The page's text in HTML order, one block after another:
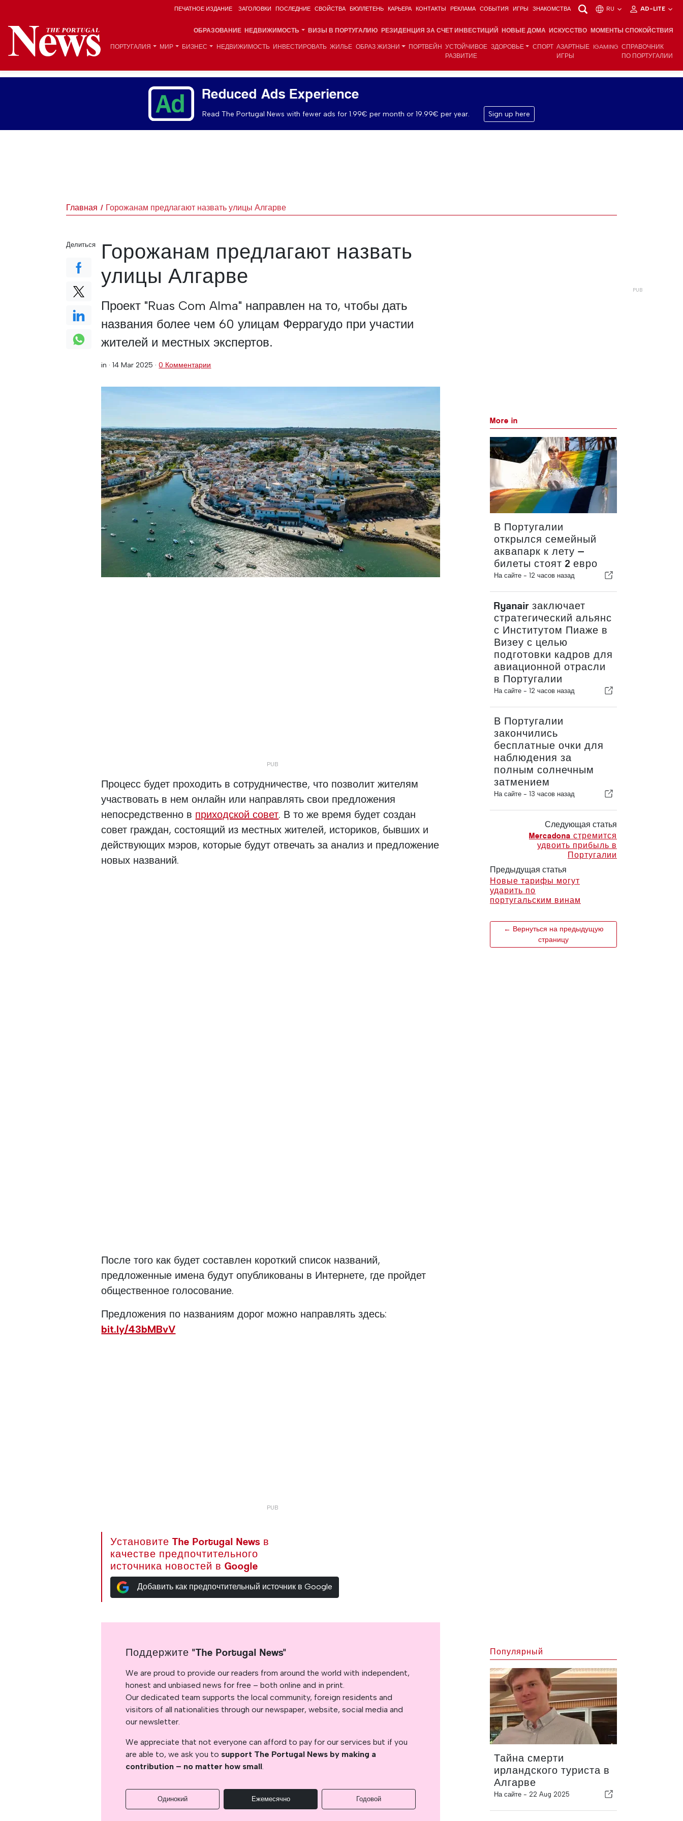
ПЕЧАТНОЕ ИЗДАНИЕ ЗАГОЛОВКИ ПОСЛЕДНИЕ СВОЙСТВА БЮЛЛЕТЕНЬ КАРЬЕРА КОНТАКТЫ РЕКЛАМА СОБЫТИЯ ИГРЫ ЗНАКОМСТВА RU AD-LITE
ОБРАЗОВАНИЕ НЕДВИЖИМОСТЬ ВИЗЫ В ПОРТУГАЛИЮ РЕЗИДЕНЦИЯ ЗА СЧЕТ ИНВЕСТИЦИЙ НОВЫЕ ДОМА ИСКУССТВО МОМЕНТЫ СПОКОЙСТВИЯ
ПОРТУГАЛИЯ МИР БИЗНЕС НЕДВИЖИМОСТЬ ИНВЕСТИРОВАТЬ ЖИЛЬЕ ОБРАЗ ЖИЗНИ ПОРТВЕЙН УСТОЙЧИВОЕ
РАЗВИТИЕ
ЗДОРОВЬЕ СПОРТ АЗАРТНЫЕ
ИГРЫ
IGAMING СПРАВОЧНИК
ПО ПОРТУГАЛИИ
Reduced Ads Experience
Read The Portugal News with fewer ads for 1.99€ per month or 19.99€ per year. Sign up here
Главная Горожанам предлагают назвать улицы Алгарве
Горожанам предлагают назвать
улицы Алгарве
Проект "Ruas Com Alma" направлен на то, чтобы дать
названия более чем 60 улицам Феррагудо при участии
жителей и местных экспертов.
in ·14 Mar 2025 ·0 Комментарии
Процесс будет проходить в сотрудничестве, что позволит жителям
участвовать в нем онлайн или направлять свои предложения
непосредственно в приходской совет. В то же время будет создан
совет граждан, состоящий из местных жителей, историков, бывших и
действующих мэров, которые будут отвечать за анализ и предложение
новых названий.
После того как будет составлен короткий список названий,
предложенные имена будут опубликованы в Интернете, где пройдет
общественное голосование.
Предложения по названиям дорог можно направлять здесь:
bit.ly/43bMBvV
Установите The Portugal News в
качестве предпочтительного
источника новостей в Google
Добавить как предпочтительный источник в Google
Делиться
More in
В Португалии
открылся семейный
аквапарк к лету —
билеты стоят 2 евро
На сайте - 12 часов назад
Ryanair заключает
стратегический альянс
с Институтом Пиаже в
Визеу с целью
подготовки кадров для
авиационной отрасли
в Португалии
На сайте - 12 часов назад
В Португалии
закончились
бесплатные очки для
наблюдения за
полным солнечным
затмением
На сайте - 13 часов назад
Следующая статья
Mercadona стремится
удвоить прибыль в
Португалии
Предыдущая статья
Новые тарифы могут
ударить по
португальским винам
← Вернуться на предыдущую
страницу
Поддержите "The Portugal News"
We are proud to provide our readers from around the world with independent,
honest and unbiased news for free – both online and in print.
Our dedicated team supports the local community, foreign residents and
visitors of all nationalities through our newspaper, website, social media and
our newsletter.
We appreciate that not everyone can afford to pay for our services but if you
are able to, we ask you to support The Portugal News by making a
contribution – no matter how small.
Одинокий Ежемесячно Годовой
Популярный
Тайна смерти
ирландского туриста в
Алгарве
На сайте - 22 Aug 2025